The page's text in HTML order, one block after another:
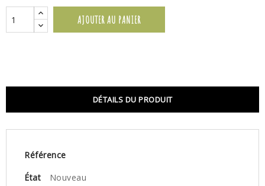
AJOUTER AU PANIER
DÉTAILS DU PRODUIT
Référence
État
Nouveau